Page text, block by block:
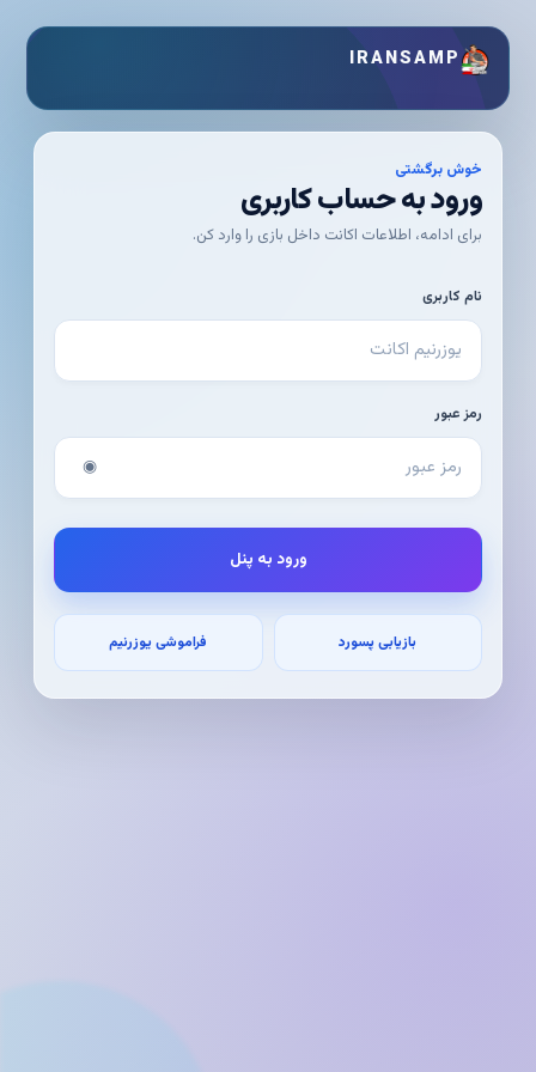
IRANSAMP
خوش برگشتی
ورود به حساب کاربری
برای ادامه، اطلاعات اکانت داخل بازی را وارد کن.
نام کاربری
رمز عبور
◉
ورود به پنل
بازیابی پسورد فراموشی یوزرنیم